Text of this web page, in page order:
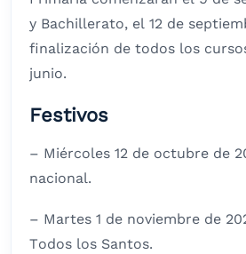
y Bachillerato, el 12 de
finalización de todos los
junio.
Festivos
– Miércoles 12 de octubre de
nacional.
– Martes 1 de noviembre de
Todos los Santos.